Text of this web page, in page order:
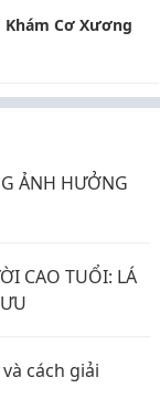
Khám Cơ Xương
ẢNH HƯỞNG
CAO TUỔI: LÁ
cách giải